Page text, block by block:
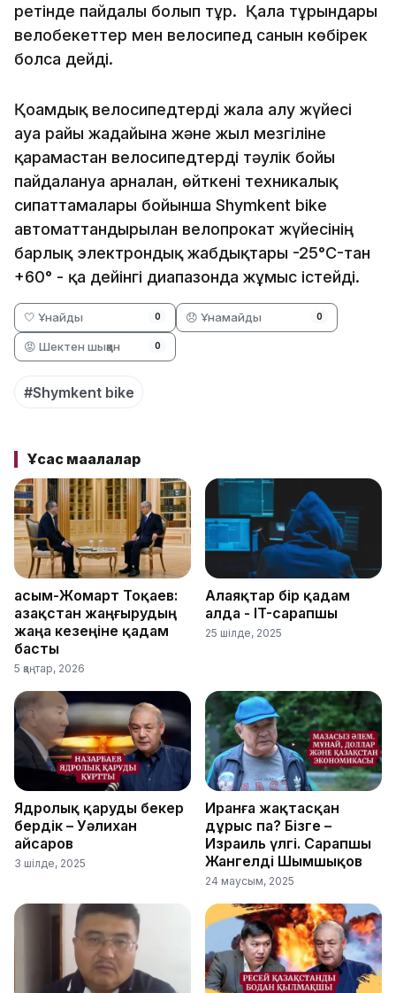
ретінде пайдалы болып тұр. Қала тұрғындары
велобекеттер мен велосипед санын көбірек
болса дейді.
Қоғамдық велосипедтерді жалға алу жүйесі
ауа райы жағдайына және жыл мезгіліне
қарамастан велосипедтерді тәулік бойы
пайдалануға арналған, өйткені техникалық
сипаттамалары бойынша Shymkent bike
автоматтандырылған велопрокат жүйесінің
барлық электрондық жабдықтары -25°C-тан
+60° - қа дейінгі диапазонда жұмыс істейді.
🤍 Ұнайды 0 😞 Ұнамайды 0
😡 Шектен шыққан 0
#Shymkent bike
Ұқсас мақалалар
Қасым-Жомарт Тоқаев:
Қазақстан жаңғырудың
жаңа кезеңіне қадам
басты
5 қаңтар, 2026
Алаяқтар бір қадам
алда - IT-сарапшы
25 шілде, 2025
Ядролық қаруды бекер
бердік – Уәлихан
Қайсаров
3 шілде, 2025
Иранға жақтасқан
дұрыс па? Бізге –
Израиль үлгі. Сарапшы
Жангелді Шымшықов
24 маусым, 2025